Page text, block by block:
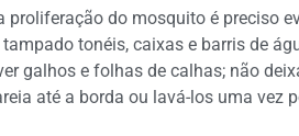
proliferação do mosquito é preciso
tonéis, caixas e barris de
galhos e folhas de calhas; não
até a borda ou lavá-los uma vez